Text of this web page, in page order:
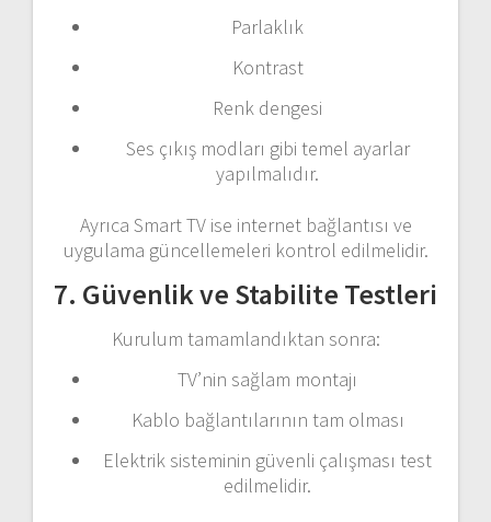
Parlaklık
Kontrast
Renk dengesi
Ses çıkış modları gibi temel ayarlar
yapılmalıdır.
Ayrıca Smart TV ise internet bağlantısı ve
uygulama güncellemeleri kontrol edilmelidir.
7. Güvenlik ve Stabilite Testleri
Kurulum tamamlandıktan sonra:
TV’nin sağlam montajı
Kablo bağlantılarının tam olması
Elektrik sisteminin güvenli çalışması test
edilmelidir.